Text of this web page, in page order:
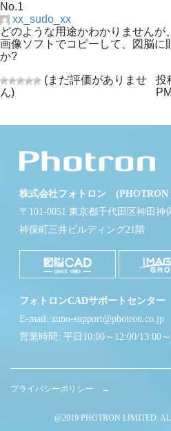
No.1
xx_sudo_xx
どのような用途かわかりませんが、
画像ソフトでコピーして、図脳に
か?
(まだ評価がありませ
ん)
投
PM
株式会社フォトロン
〒101-0051 東京都千代田区神田神
神保町三井ビルディング21階
フォトロンCADサポートセンター
E-mail: zuno-support@photron.co.jp
営業時間: 平日10:00～12:00/13:00
プライバシーポリシー →
@2019 PHOTRON LIMITED.